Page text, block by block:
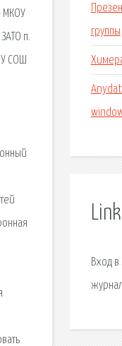
МКОУ
п.
СОШ
группы
Вход